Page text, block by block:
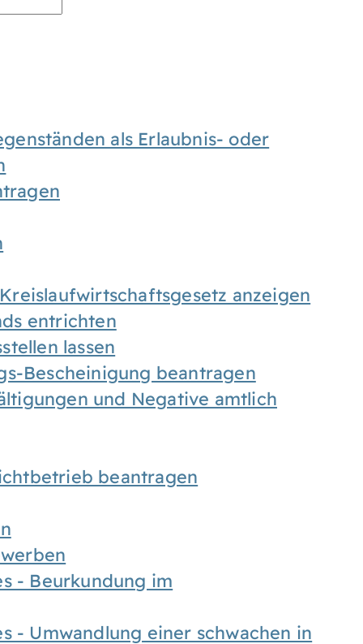
als Erlaubnis- oder
anzeigen
entrichten
lassen
Bescheinigung beantragen
und Negative amtlich
beantragen
- Beurkundung im
- Umwandlung einer schwachen in